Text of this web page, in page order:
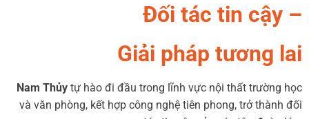
Đối tác tin cậy –
Giải pháp tương lai
Nam Thủy tự hào đi đầu trong lĩnh vực nội thất trường học
và văn phòng, kết hợp công nghệ tiên phong, trở thành đối